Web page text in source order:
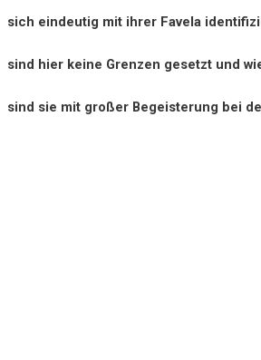
sich eindeutig mit ihrer Favela
sind hier keine Grenzen gesetzt und
sind sie mit großer Begeisterung bei